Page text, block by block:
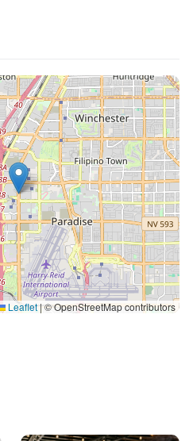
Leaflet|© OpenStreetMap contributors